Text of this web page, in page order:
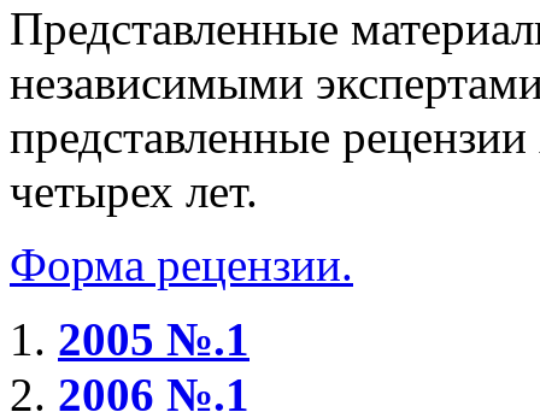
Представленные
независимыми
представленные
четырех лет.
Форма рецензии.
2005 №.1
2006 №.1